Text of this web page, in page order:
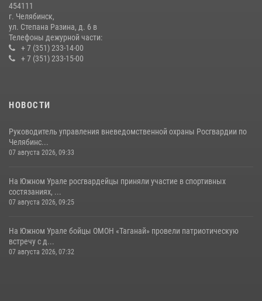
14 июля 2026, 05:15
454111
г. Челябинск,
ул. Степана Разина, д. 6 в
Телефоны дежурной части:
+ 7 (351) 233-14-00
+ 7 (351) 233-15-00
НОВОСТИ
Руководитель управления вневедомственной охраны Росгвардии по
Челябинс...
07 августа 2026, 09:33
На Южном Урале росгвардейцы приняли участие в спортивных
состязаниях, ...
07 августа 2026, 09:25
На Южном Урале бойцы ОМОН «Таганай» провели патриотическую
встречу с д...
07 августа 2026, 07:32